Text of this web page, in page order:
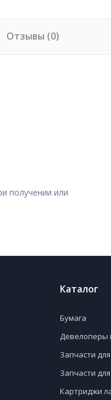
Отзывы (0)
получении или
Каталог
Бумага
Девелоперы
Запчасти
Запчасти
Картриджи